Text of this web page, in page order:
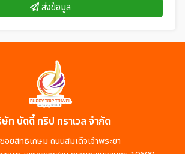
ส่งข้อมูล
ท บัดดี้ ทริป ทราเวล จำกัด
อยสิทธิเกษม ถนนสมเด็จเจ้าพระยา